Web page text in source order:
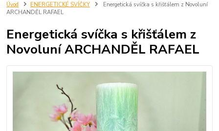
Úvod ENERGETICKÉ SVÍČKY
Energetická svíčka s křišťálem z Novoluní
ARCHANDĚL RAFAEL
Energetická svíčka s křišťálem z
Novoluní ARCHANDĚL RAFAEL